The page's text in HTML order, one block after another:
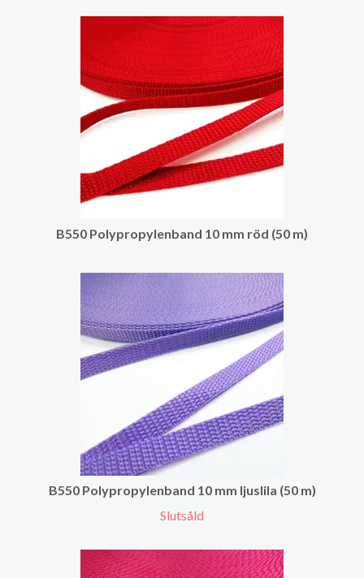
B550 Polypropylenband 10 mm röd (50 m)
B550 Polypropylenband 10 mm ljuslila (50 m)
Slutsåld